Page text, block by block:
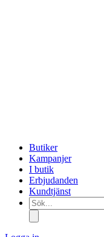
Butiker
Kampanjer
I butik
Erbjudanden
Kundtjänst
Sök...